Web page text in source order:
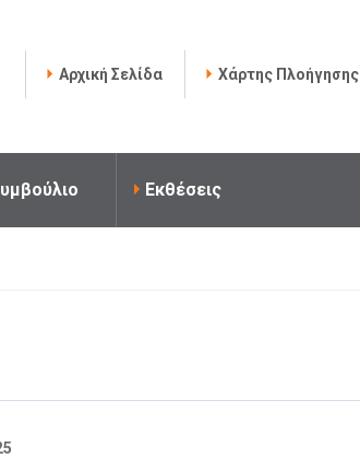
Αρχική Σελίδα Χάρτης Πλοήγησης
Εκθέσεις